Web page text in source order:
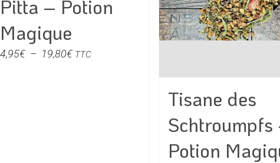
sur
page
du
sur
la
page
Pitta – Potion
Magique
4,95€ – 19,80€Plage
TTC
Tisane des
Schtroumpfs
Potion